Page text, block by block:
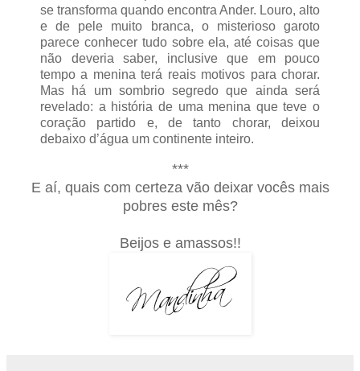
se transforma quando encontra Ander. Louro, alto
e de pele muito branca, o misterioso garoto
parece conhecer tudo sobre ela, até coisas que
não deveria saber, inclusive que em pouco
tempo a menina terá reais motivos para chorar.
Mas há um sombrio segredo que ainda será
revelado: a história de uma menina que teve o
coração partido e, de tanto chorar, deixou
debaixo d’água um continente inteiro.
***
E aí, quais com certeza vão deixar vocês mais
pobres este mês?
Beijos e amassos!!